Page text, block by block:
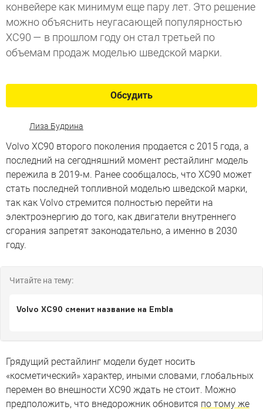
конвейере как минимум еще пару лет. Это решение
можно объяснить неугасающей популярностью
XC90 — в прошлом году он стал третьей по
объемам продаж моделью шведской марки.
Обсудить
Лиза Будрина
Volvo XC90 второго поколения продается с 2015 года, а
последний на сегодняшний момент рестайлинг модель
пережила в 2019-м. Ранее сообщалось, что XC90 может
стать последней топливной моделью шведской марки,
так как Volvo стремится полностью перейти на
электроэнергию до того, как двигатели внутреннего
сгорания запретят законодательно, а именно в 2030
году.
Читайте на тему:
Volvo XC90 сменит название на Embla
Грядущий рестайлинг модели будет носить
«косметический» характер, иными словами, глобальных
перемен во внешности XC90 ждать не стоит. Можно
предположить, что внедорожник обновится по тому же